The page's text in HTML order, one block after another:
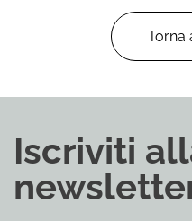
Torna
Iscriviti